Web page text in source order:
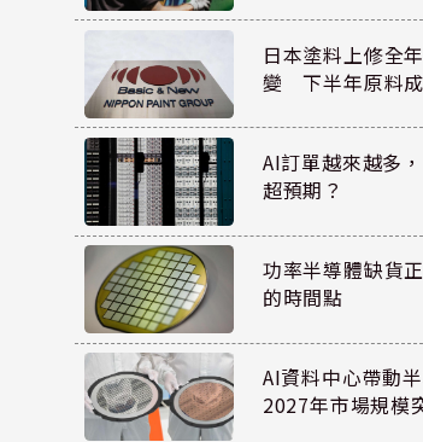
日本塗料上修全
變 下半年原料
AI訂單越來越多
超預期？
功率半導體缺貨
的時間點
AI資料中心帶動
2027年市場規模